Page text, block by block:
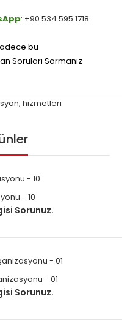
: +90 534 595 1718
bu
Soruları Sormanız
, hizmetleri
- 10
Sorunuz.
- 01
Sorunuz.